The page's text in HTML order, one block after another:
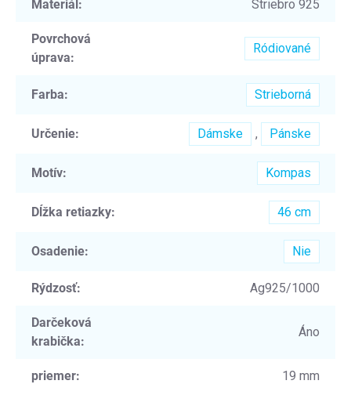
Materiál : Striebro 925
Povrchová
úprava:
Ródiované
Farba: Strieborná
Určenie: Dámske , Pánske
Motív: Kompas
Dĺžka retiazky: 46 cm
Osadenie: Nie
Rýdzosť: Ag925/1000
Darčeková
krabička:
Áno
priemer: 19 mm